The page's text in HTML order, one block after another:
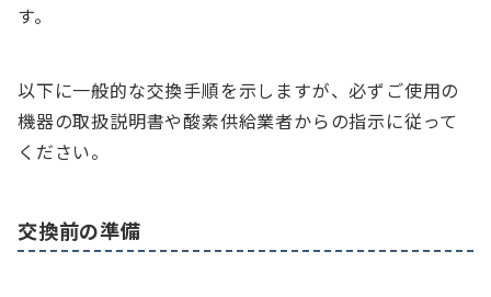
す。
以下に一般的な交換手順を示しますが、必ずご使用の
機器の取扱説明書や酸素供給業者からの指示に従って
ください。
交換前の準備